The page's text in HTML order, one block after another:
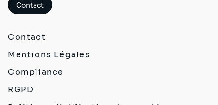
Contact
Contact
Mentions Légales
Compliance
RGPD